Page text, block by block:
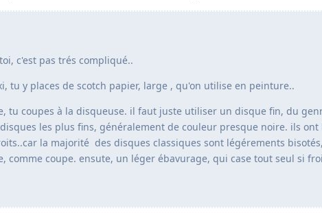
c'est pas trés compliqué..
tu y places de scotch papier, large , qu'on utilise en peinture..
tu coupes à la disqueuse. il faut juste utiliser un disque fin, du
les plus fins, généralement de couleur presque noire. ils ont
la majorité des disques classiques sont légérements
comme coupe. ensute, un léger ébavurage, qui case tout seul si